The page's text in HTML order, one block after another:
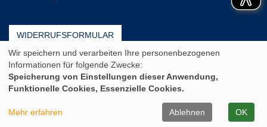
WIDERRUFSFORMULAR
AGB Impressum
Erklärung zur Barrierefreiheit
Häufige Fragen (FAQ)
Datenschutz
Cookie Einstellungen
Kontrast
Wir speichern und verarbeiten Ihre personenbezogenen
Informationen für folgende Zwecke:
Speicherung von Einstellungen dieser Anwendung,
Funktionelle Cookies, Essenzielle Cookies.
Mehr erfahren Ablehnen OK